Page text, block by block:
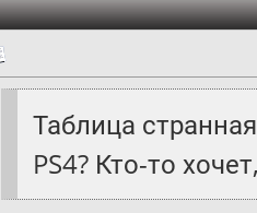
Таблица
PS4? Кто-то